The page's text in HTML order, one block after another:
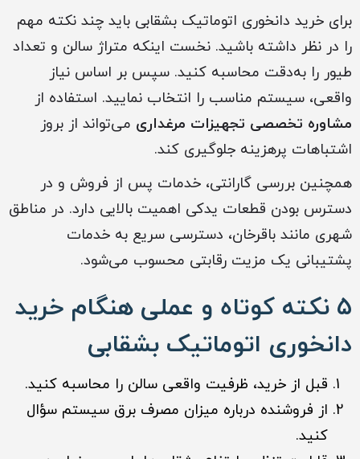
برای خرید دانخوری اتوماتیک بشقابی باید چند نکته مهم
را در نظر داشته باشید. نخست اینکه متراژ سالن و تعداد
طیور را به‌دقت محاسبه کنید. سپس بر اساس نیاز
واقعی، سیستم مناسب را انتخاب نمایید. استفاده از
مشاوره تخصصی تجهیزات مرغداری می‌تواند از بروز
اشتباهات پرهزینه جلوگیری کند.
همچنین بررسی گارانتی، خدمات پس از فروش و در
دسترس بودن قطعات یدکی اهمیت بالایی دارد. در مناطق
شهری مانند باقرخان، دسترسی سریع به خدمات
پشتیبانی یک مزیت رقابتی محسوب می‌شود.
۵ نکته کوتاه و عملی هنگام خرید
دانخوری اتوماتیک بشقابی
قبل از خرید، ظرفیت واقعی سالن را محاسبه کنید.
از فروشنده درباره میزان مصرف برق سیستم سؤال
کنید.